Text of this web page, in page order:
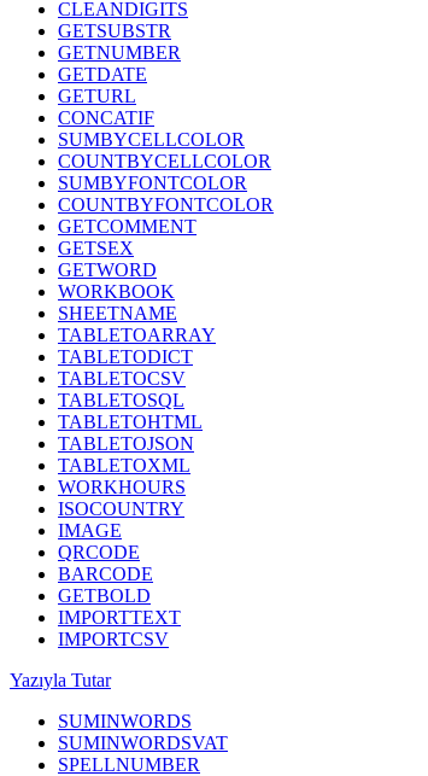
CLEANDIGITS
GETSUBSTR
GETNUMBER
GETDATE
GETURL
CONCATIF
SUMBYCELLCOLOR
COUNTBYCELLCOLOR
SUMBYFONTCOLOR
COUNTBYFONTCOLOR
GETCOMMENT
GETSEX
GETWORD
WORKBOOK
SHEETNAME
TABLETOARRAY
TABLETODICT
TABLETOCSV
TABLETOSQL
TABLETOHTML
TABLETOJSON
TABLETOXML
WORKHOURS
ISOCOUNTRY
IMAGE
QRCODE
BARCODE
GETBOLD
IMPORTTEXT
IMPORTCSV
Yazıyla Tutar
SUMINWORDS
SUMINWORDSVAT
SPELLNUMBER